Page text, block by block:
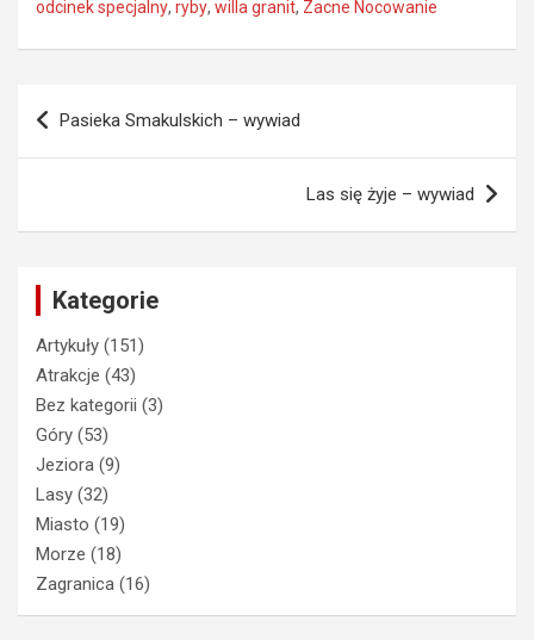
odcinek specjalny, ryby, willa granit, Zacne Nocowanie
Nawigacja
wpisu
Pasieka Smakulskich – wywiad
Las się żyje – wywiad
Kategorie
Artykuły (151)
Atrakcje (43)
Bez kategorii (3)
Góry (53)
Jeziora (9)
Lasy (32)
Miasto (19)
Morze (18)
Zagranica (16)